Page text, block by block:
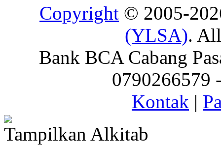
Copyright © 2005-
(YLSA).
Bank BCA Cabang
0790266579
Kontak |
Tampilkan Alkitab